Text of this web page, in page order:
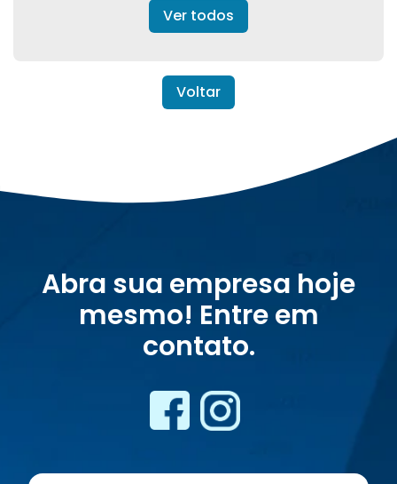
Ver todos
Voltar
Abra sua empresa hoje
mesmo! Entre em
contato.